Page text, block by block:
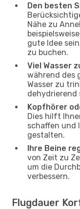
Den besten
Nähe zu
gute Idee
zu buchen.
Viel Wasser
während des
Wasser zu
dehydrierend
Kopfhörer
Dies hilft
schaffen und
gestalten.
Ihre Beine
von Zeit zu
um die
verbessern.
Flugdauer